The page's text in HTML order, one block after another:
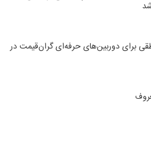
برای دوربین‌های حرفه‌ای گران‌قیمت در